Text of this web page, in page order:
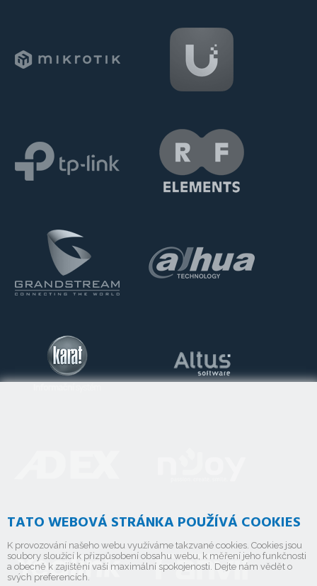
TATO WEBOVÁ STRÁNKA POUŽÍVÁ COOKIES
K provozování našeho webu využíváme takzvané cookies. Cookies jsou
soubory sloužící k přizpůsobení obsahu webu, k měření jeho funkčnosti
a obecně k zajištění vaší maximální spokojenosti. Dejte nám vědět o
svých preferencích.